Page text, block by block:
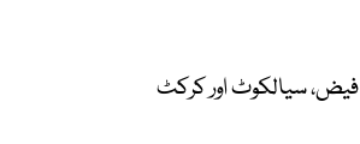
فیض، سیالکوٹ اور کرکٹ